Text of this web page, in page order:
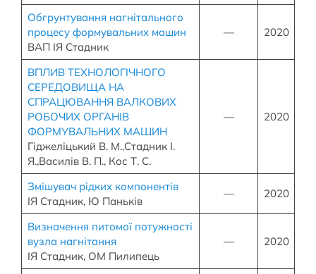
Обгрунтування нагнітального
процесу формувальних машин
ВАП ІЯ Стадник
— 2020
ВПЛИВ ТЕХНОЛОГІЧНОГО
СЕРЕДОВИЩА НА
СПРАЦЮВАННЯ ВАЛКОВИХ
РОБОЧИХ ОРГАНІВ
ФОРМУВАЛЬНИХ МАШИН
Гіджеліцький В. М.,Стадник І.
Я.,Василів В. П., Кос Т. С.
— 2020
Змішувач рідких компонентів
ІЯ Стадник, Ю Паньків
— 2020
Визначення питомої потужності
вузла нагнітання
ІЯ Стадник, ОМ Пилипець
— 2020